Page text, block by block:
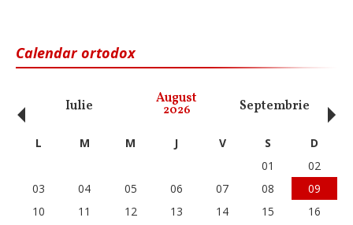
Calendar ortodox
Iulie August
2026 Septembrie
‹ L M M J V S
D
01
02
03
04 05 06 07 08
09
10
11 12 13 14 15
16